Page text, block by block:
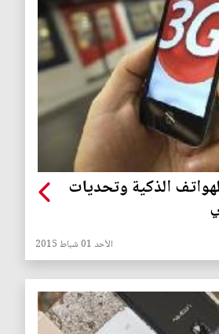
الذكية وتحديات
الأحد 01 شباط 2015